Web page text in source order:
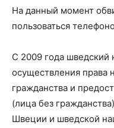
На данный момент
пользоваться
С 2009 года шведский
осуществления права
гражданства и
(лица без
Швеции и шведской